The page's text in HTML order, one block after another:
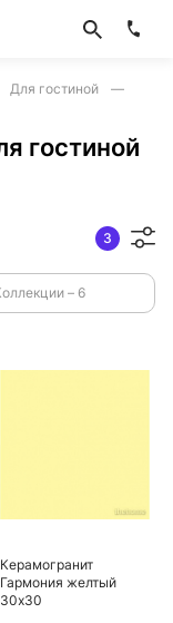
Для гостиной
гостиной
3
– 6
Керамогранит
Гармония желтый
30х30